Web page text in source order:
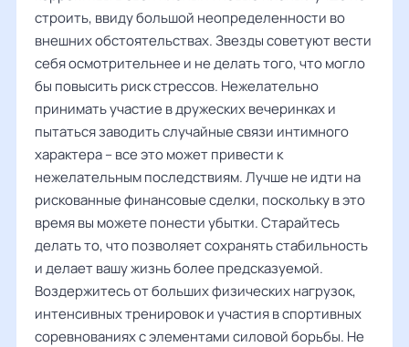
строить, ввиду большой неопределенности во
внешних обстоятельствах. Звезды советуют вести
себя осмотрительнее и не делать того, что могло
бы повысить риск стрессов. Нежелательно
принимать участие в дружеских вечеринках и
пытаться заводить случайные связи интимного
характера – все это может привести к
нежелательным последствиям. Лучше не идти на
рискованные финансовые сделки, поскольку в это
время вы можете понести убытки. Старайтесь
делать то, что позволяет сохранять стабильность
и делает вашу жизнь более предсказуемой.
Воздержитесь от больших физических нагрузок,
интенсивных тренировок и участия в спортивных
соревнованиях с элементами силовой борьбы. Не